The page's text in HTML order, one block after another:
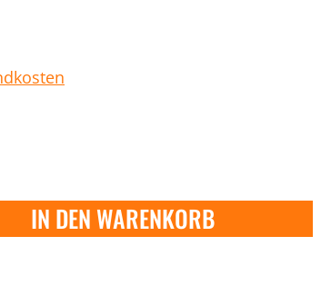
IN DEN WARENKORB